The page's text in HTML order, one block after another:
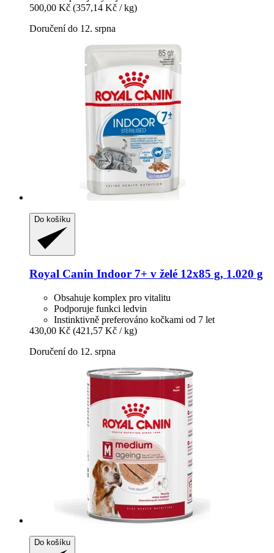
500,00 Kč (357,14 Kč / kg)
Doručení do 12. srpna
Do košíku
Royal Canin Indoor 7+ v želé 12x85 g, 1.020 g
Obsahuje komplex pro vitalitu
Podporuje funkci ledvin
Instinktivně preferováno kočkami od 7 let
430,00 Kč (421,57 Kč / kg)
Doručení do 12. srpna
Do košíku